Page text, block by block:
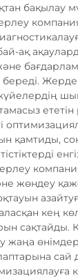
бақылау
ақ
береді.
қамтиды,
жөндеу
кең
сақтайды.
жаңа
сай